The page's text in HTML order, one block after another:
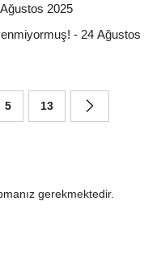
2025
- 24 Ağustos
5 13
gerekmektedir.